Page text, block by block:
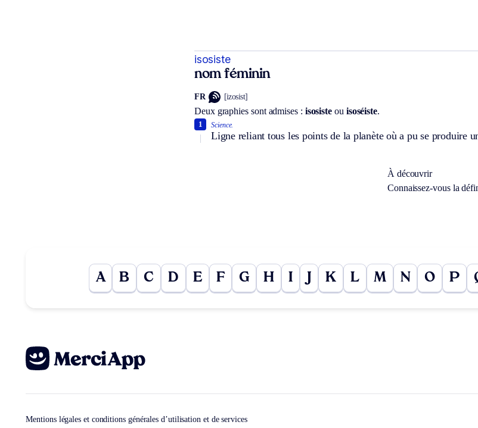
isosiste
nom féminin
FR [izosist]
Deux graphies sont admises : isosiste ou isoséiste.
Science.
Ligne reliant tous les points de la planète où a pu se produire
1
À découvrir
Connaissez-vous la
A B C D E F G H I K L M N O P
Mentions légales et conditions générales d’utilisation et de services